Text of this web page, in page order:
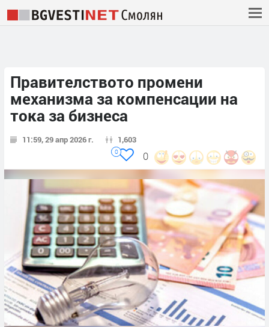
Правителството промени
механизма за компенсации на
тока за бизнеса
11:59, 29 апр 2026 г. 1,603
0
0